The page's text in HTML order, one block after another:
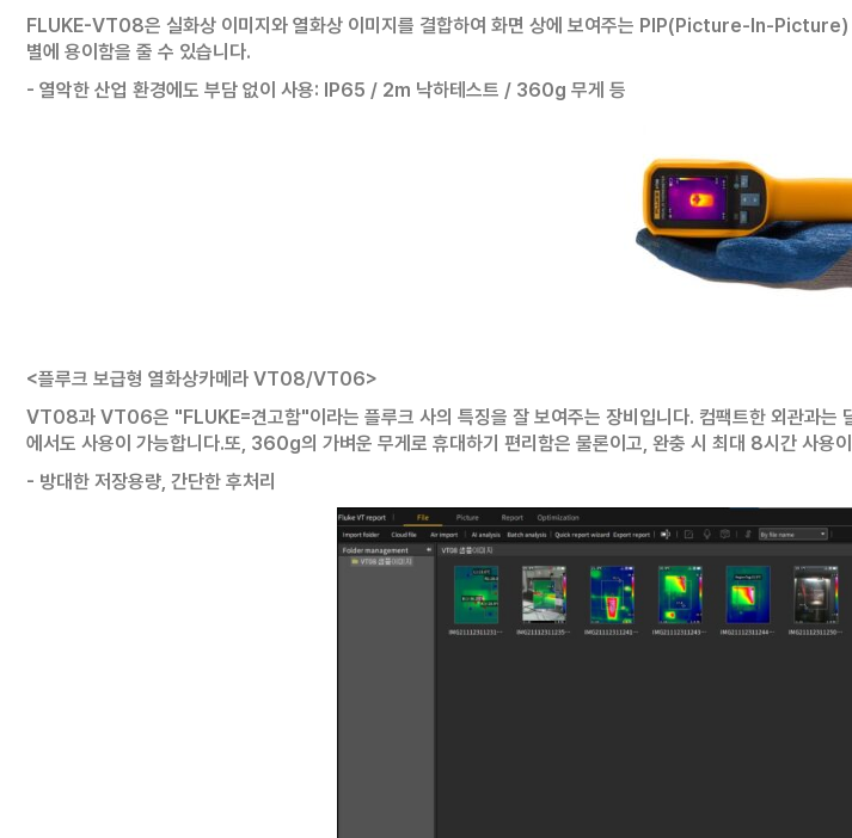
FLUKE-VT08은 실화상 이미지와 열화상 이미지를 결합하여 화면 상에 보여주는 PIP(Picture-In-Picture)
별에 용이함을 줄 수 있습니다.
- 열악한 산업 환경에도 부담 없이 사용: IP65 / 2m 낙하테스트 / 360g 무게 등
<플루크 보급형 열화상카메라 VT08/VT06>
VT08과 VT06은 "FLUKE=견고함"이라는 플루크 사의 특징을 잘 보여주는 장비입니다. 컴팩트한 외관과는
에서도 사용이 가능합니다.또, 360g의 가벼운 무게로 휴대하기 편리함은 물론이고, 완충 시 최대 8시간 사용
- 방대한 저장용량, 간단한 후처리